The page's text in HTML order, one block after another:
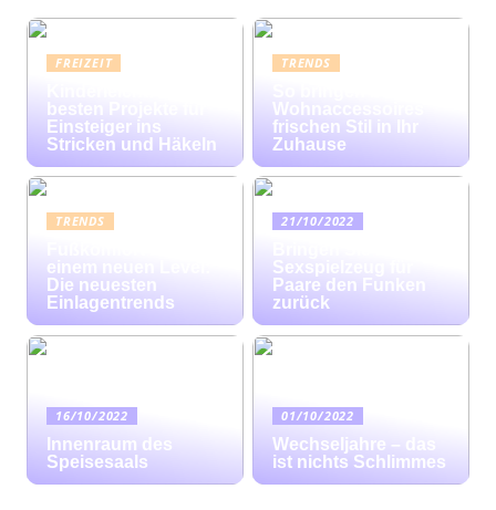
FREIZEIT
besten Projekte für
Einsteiger ins
Stricken und Häkeln
TRENDS
Wohnaccessoires
frischen Stil in Ihr
Zuhause
TRENDS
einem neuen Level:
Die neuesten
Einlagentrends
21/10/2022
Sexspielzeug für
Paare den Funken
zurück
16/10/2022
Innenraum des
Speisesaals
01/10/2022
Wechseljahre – das
ist nichts Schlimmes